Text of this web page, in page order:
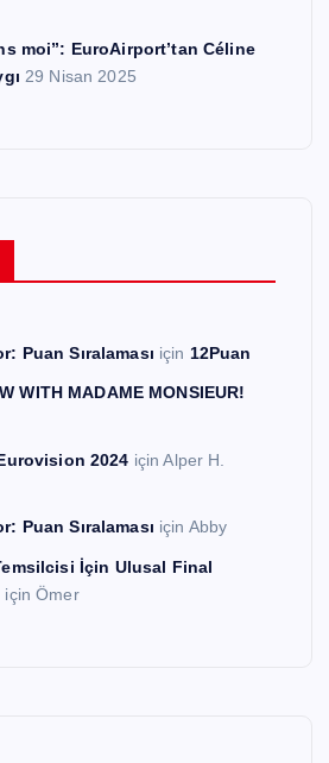
moi”: EuroAirport’tan Céline
29 Nisan 2025
Puan Sıralaması için 12Puan
WITH MADAME MONSIEUR!
2024 içinAlper H.
Puan Sıralaması için Abby
İçin Ulusal Final
içinÖmer